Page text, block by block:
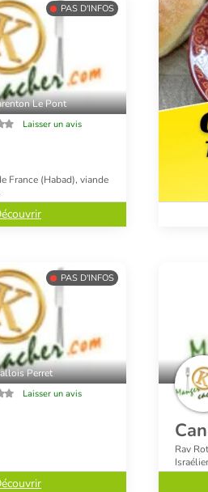
PAS D'INFOS
Le Pont
Laisser un avis
France (Habad), viande
PAS D'INFOS
Perret
Laisser un avis
Rav